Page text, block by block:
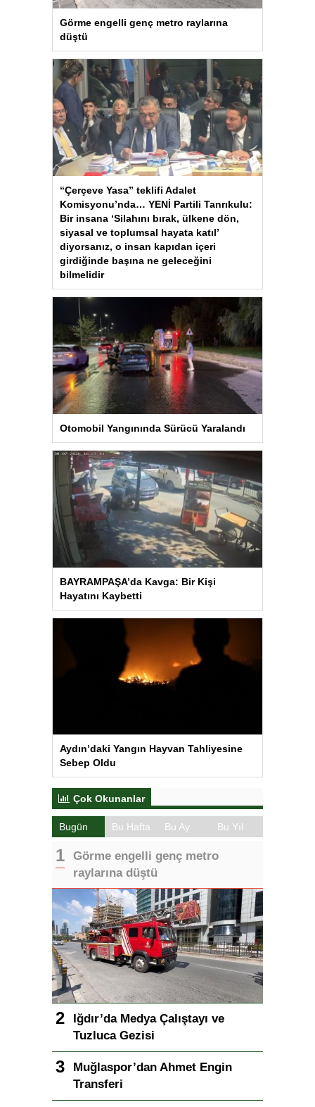
Görme engelli genç metro raylarına
düştü
“Çerçeve Yasa” teklifi Adalet
Komisyonu’nda… YENİ Partili Tanrıkulu:
Bir insana ‘Silahını bırak, ülkene dön,
siyasal ve toplumsal hayata katıl’
diyorsanız, o insan kapıdan içeri
girdiğinde başına ne geleceğini
bilmelidir
Otomobil Yangınında Sürücü Yaralandı
BAYRAMPAŞA’da Kavga: Bir Kişi
Hayatını Kaybetti
Aydın’daki Yangın Hayvan Tahliyesine
Sebep Oldu
Çok Okunanlar
Bugün Bu Hafta Bu Ay Bu Yıl
Görme engelli genç metro
raylarına düştü
Iğdır’da Medya Çalıştayı ve
Tuzluca Gezisi
Muğlaspor’dan Ahmet Engin
Transferi